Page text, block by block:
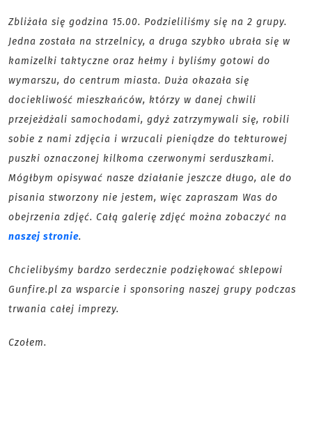
Zbliżała się godzina 15.00. Podzieliliśmy się na 2 grupy.
Jedna została na strzelnicy, a druga szybko ubrała się w
kamizelki taktyczne oraz hełmy i byliśmy gotowi do
wymarszu, do centrum miasta. Duża okazała się
dociekliwość mieszkańców, którzy w danej chwili
przejeżdżali samochodami, gdyż zatrzymywali się, robili
sobie z nami zdjęcia i wrzucali pieniądze do tekturowej
puszki oznaczonej kilkoma czerwonymi serduszkami.
Mógłbym opisywać nasze działanie jeszcze długo, ale do
pisania stworzony nie jestem, więc zapraszam Was do
obejrzenia zdjęć. Całą galerię zdjęć można zobaczyć na
naszej stronie.
Chcielibyśmy bardzo serdecznie podziękować sklepowi
Gunfire.pl za wsparcie i sponsoring naszej grupy podczas
trwania całej imprezy.
Czołem.